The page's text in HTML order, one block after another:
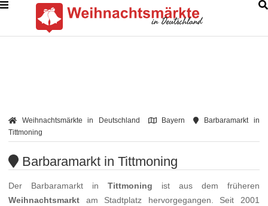
Weihnachtsmärkte in Deutschland Bayern
Barbaramarkt in
Tittmoning
Barbaramarkt in Tittmoning
Der Barbaramarkt inTittmoning ist aus dem früheren
Weihnachtsmarkt am Stadtplatz hervorgegangen. Seit 2001